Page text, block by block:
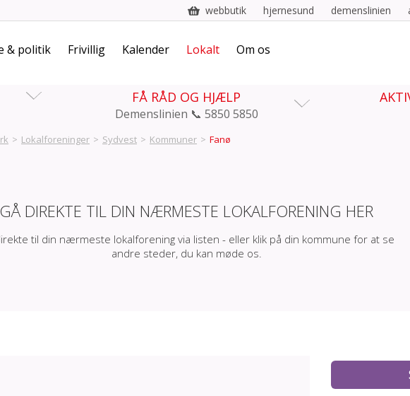
webbutik hjernesund demenslinien
& politik Frivillig Kalender Lokalt Om os
FÅ RÅD OG HJÆLP
Demenslinien 📞 5850 5850
> Lokalforeninger > Sydvest > Kommuner > Fanø
GÅ DIREKTE TIL DIN NÆRMESTE LOKALFORENING HER
til din nærmeste lokalforening via listen - eller klik på din kommune for at se
andre steder, du kan møde os.